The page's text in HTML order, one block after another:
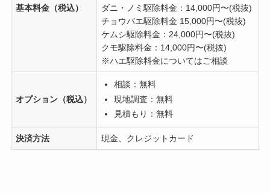
基本料金（税込）
ダニ・ノミ駆除料金：14,000円〜(税抜)
チョウバエ駆除料金 15,000円〜(税抜)
ケムシ駆除料金：24,000円〜(税抜)
クモ駆除料金：14,000円〜(税抜)
※ハエ駆除料金についてはご相談
オプション（税込）
相談：無料
現地調査：無料
見積もり：無料
決済方法 現金、クレジットカード